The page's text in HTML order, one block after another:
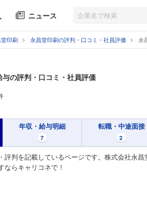
ニュース
印刷 永昌堂印刷の評判・口コミ・社員評価 永
与の評判・口コミ・社員評価
年収・給与明細
7
転職・中途面接
2
判を記載しているページです。株式会社永
らキャリコネで！